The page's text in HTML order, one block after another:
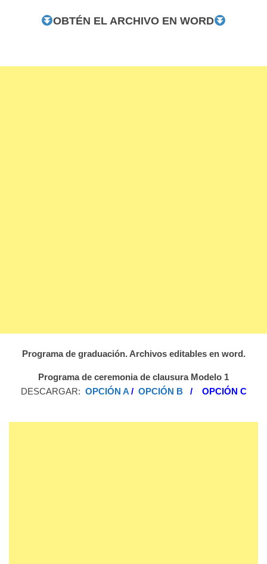
OBTÉN EL ARCHIVO EN WORD
Programa de graduación. Archivos editables en word.
Programa de ceremonia de clausura Modelo 1
DESCARGAR: OPCIÓN A/ OPCIÓN B/ OPCIÓN C